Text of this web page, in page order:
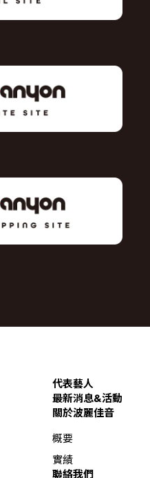
代表藝人
最新消息&活動
關於波麗佳音
概要
實績
聯絡我們